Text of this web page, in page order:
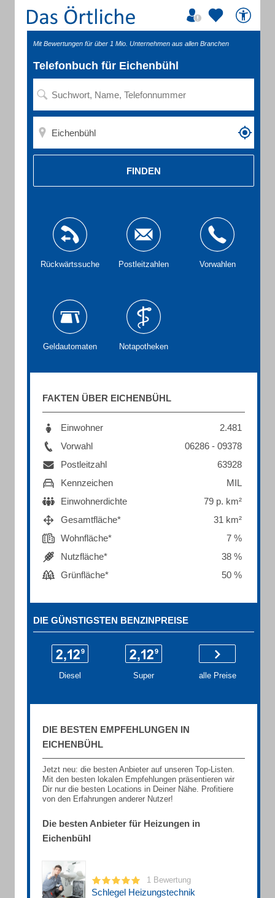
Mit Bewertungen für über 1 Mio. Unternehmen aus allen Branchen
Telefonbuch für Eichenbühl
FINDEN
Rückwärtssuche Postleitzahlen Vorwahlen
Geldautomaten Notapotheken
FAKTEN ÜBER EICHENBÜHL
Einwohner
2.481
Vorwahl
06286 - 09378
Postleitzahl
63928
Kennzeichen
MIL
Einwohnerdichte
79 p. km²
Gesamtfläche*
31 km²
Wohnfläche*
7 %
Nutzfläche*
38 %
Grünfläche*
50 %
DIE GÜNSTIGSTEN BENZINPREISE
Diesel Super alle Preise
DIE BESTEN EMPFEHLUNGEN IN
EICHENBÜHL
Jetzt neu: die besten Anbieter auf unseren Top-Listen.
Mit den besten lokalen Empfehlungen präsentieren wir
Dir nur die besten Locations in Deiner Nähe. Profitiere
von den Erfahrungen anderer Nutzer!
Die besten Anbieter für Heizungen in
Eichenbühl
1 Bewertung
Schlegel Heizungstechnik